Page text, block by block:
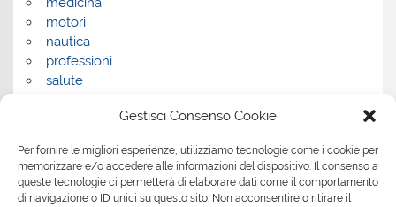
Gestisci Consenso Cookie
Per fornire le migliori esperienze, utilizziamo tecnologie come i cookie per
memorizzare e/o accedere alle informazioni del dispositivo. Il consenso a
queste tecnologie ci permetterà di elaborare dati come il comportamento
di navigazione o ID unici su questo sito. Non acconsentire o ritirare il
motori
nautica
professioni
salute
servizi per le aziende
shopping
sport